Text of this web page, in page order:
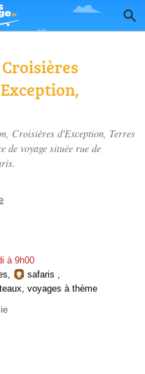
Croisières d'Exception, Terres
de voyage située rue de
à 9h00
, safaris ,
, voyages à thème